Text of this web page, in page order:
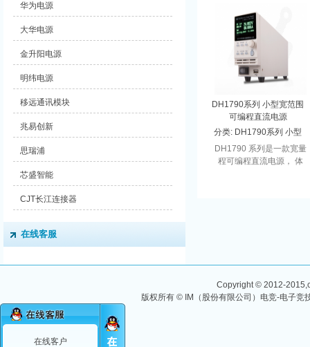
DH1790系列 小型宽范围
可编程直流电源
分类: DH1790系列 小型
宽范围可编程直流电源
DH1790 系列是一款宽量
程可编程直流电源， 体
华为电源
大华电源
金升阳电源
明纬电源
移远通讯模块
兆易创新
思瑞浦
芯盛智能
CJT长江连接器
在线客服
Copyright © 2012-
版权所有 © IM（股份有限公司）电竞-电子
在线客户